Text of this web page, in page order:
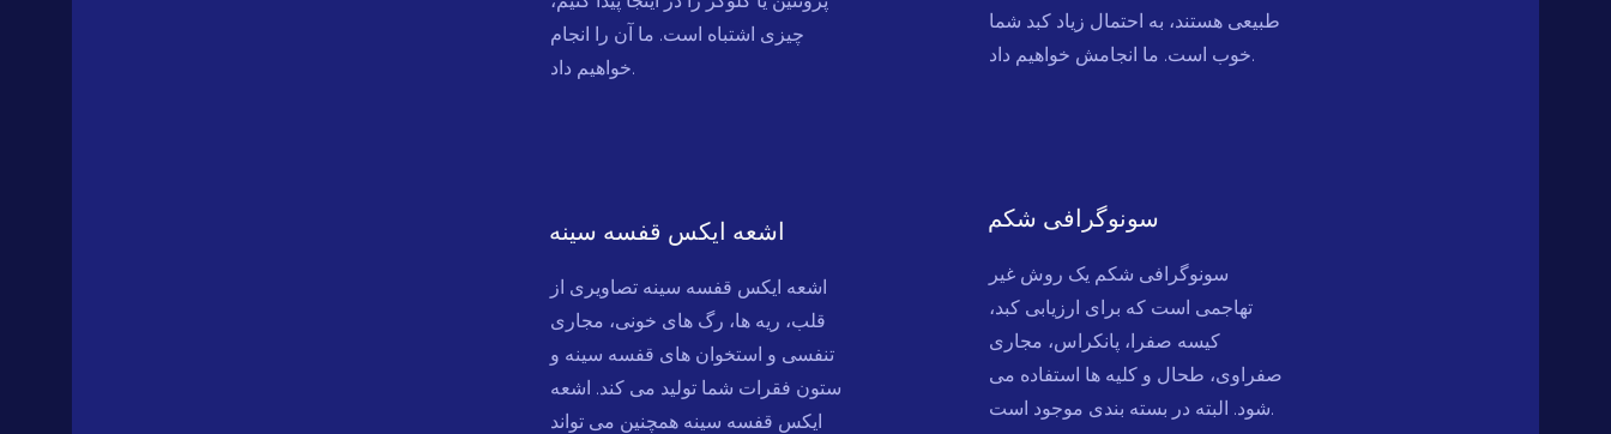
چیزی اشتباه است. ما آن را انجام
خواهیم داد.
اشعه ایکس قفسه سینه
اشعه ایکس قفسه سینه تصاویری از
قلب، ریه ها، رگ های خونی، مجاری
تنفسی و استخوان های قفسه سینه و
ستون فقرات شما تولید می کند. اشعه
ایکس قفسه سینه همچنین می تواند
طبیعی هستند، به احتمال زیاد کبد شما
خوب است. ما انجامش خواهیم داد.
سونوگرافی شکم
سونوگرافی شکم یک روش غیر
تهاجمی است که برای ارزیابی کبد،
کیسه صفرا، پانکراس، مجاری
صفراوی، طحال و کلیه ها استفاده می
شود. البته در بسته بندی موجود است.